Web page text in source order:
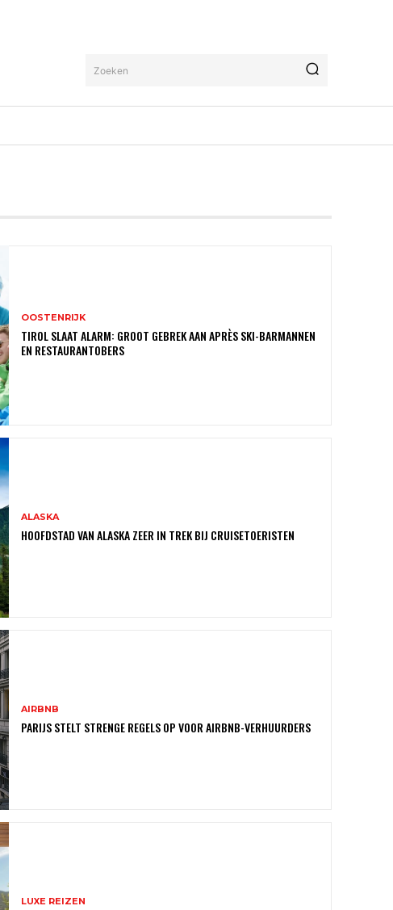
Zoeken
OOSTENRIJK
TIROL SLAAT ALARM: GROOT GEBREK AAN APRÈS SKI-BARMANNEN
EN RESTAURANTOBERS
ALASKA
HOOFDSTAD VAN ALASKA ZEER IN TREK BIJ CRUISETOERISTEN
AIRBNB
PARIJS STELT STRENGE REGELS OP VOOR AIRBNB-VERHUURDERS
LUXE REIZEN